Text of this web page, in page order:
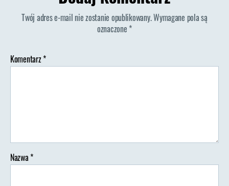
Twój adres e-mail nie zostanie opublikowany.Wymagane pola są
oznaczone *
Komentarz*
Nazwa*